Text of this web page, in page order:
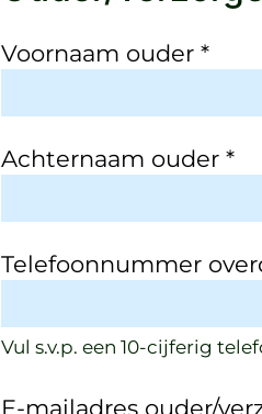
Voornaam ouder *
Achternaam ouder *
Telefoonnummer
Vul s.v.p. een 10-cijferig
E-mailadres ouder/